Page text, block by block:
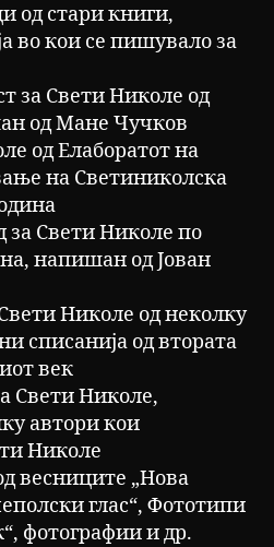
од стари книги,
во кои се пишувало за
за Свети Николе од
од Мане Чучков
од Елаборатот на
на Светиниколска
за Свети Николе по
напишан од Јован
Николе од неколку
списанија од втората
век
Свети Николе,
автори кои
Николе
весниците „Нова
глас“, Фототипи
фотографии и др.